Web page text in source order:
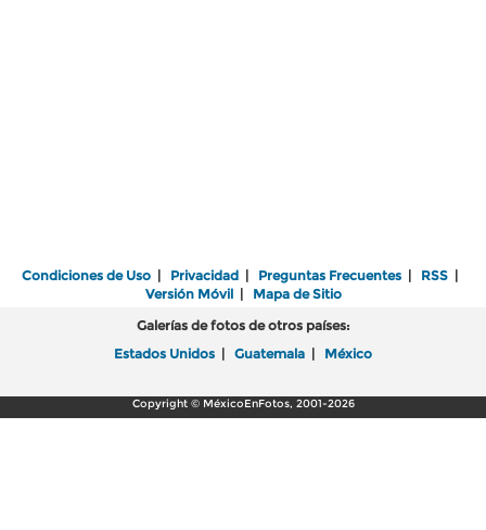
Condiciones de Uso | Privacidad | Preguntas Frecuentes | RSS |
Versión Móvil| Mapa de Sitio
Galerías de fotos de otros países:
Estados Unidos | Guatemala | México
Copyright © MéxicoEnFotos, 2001-2026